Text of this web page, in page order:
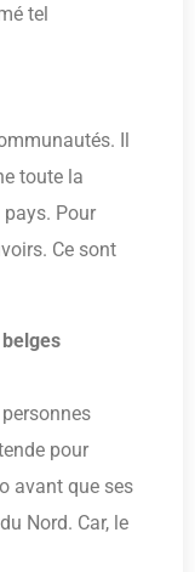
tel
Il
toute la
Pour
Ce sont
pour
avant que ses
Nord. Car, le